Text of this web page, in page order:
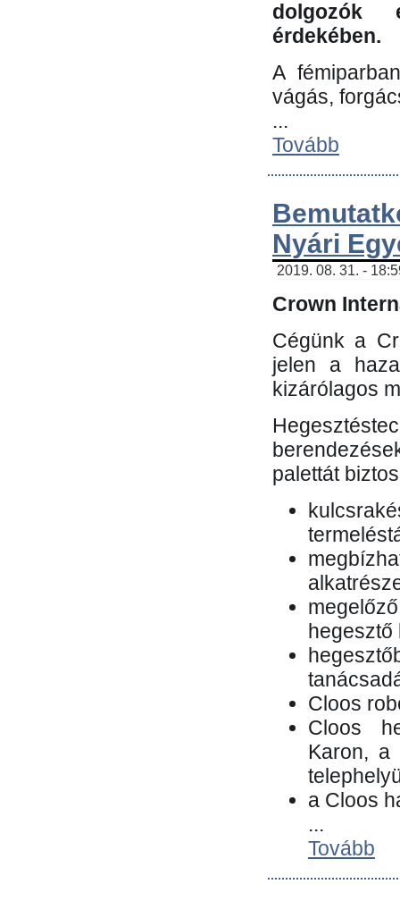
dolgozók
érdekében.
A
vágás,
...
Tovább
Nyári
2019. 08. 31. -
Crown
Cégünk a
jelen a
kizárólagos
palettát
hegesztő
Cloos
Cloos
Karon, a
a Cloos
...
Tovább